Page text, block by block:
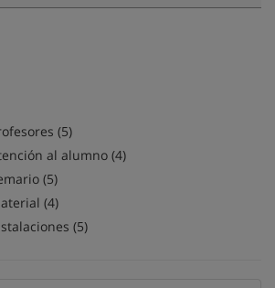
(5)
al alumno (4)
(5)
(4)
(5)